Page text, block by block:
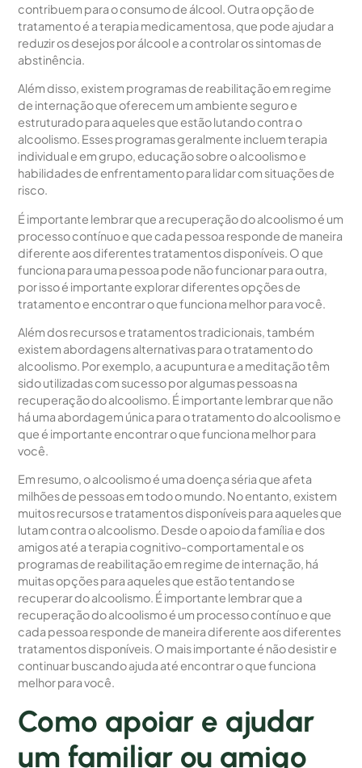
contribuem para o consumo de álcool. Outra opção de
tratamento é a terapia medicamentosa, que pode ajudar a
reduzir os desejos por álcool e a controlar os sintomas de
abstinência.
Além disso, existem programas de reabilitação em regime
de internação que oferecem um ambiente seguro e
estruturado para aqueles que estão lutando contra o
alcoolismo. Esses programas geralmente incluem terapia
individual e em grupo, educação sobre o alcoolismo e
habilidades de enfrentamento para lidar com situações de
risco.
É importante lembrar que a recuperação do alcoolismo é um
processo contínuo e que cada pessoa responde de maneira
diferente aos diferentes tratamentos disponíveis. O que
funciona para uma pessoa pode não funcionar para outra,
por isso é importante explorar diferentes opções de
tratamento e encontrar o que funciona melhor para você.
Além dos recursos e tratamentos tradicionais, também
existem abordagens alternativas para o tratamento do
alcoolismo. Por exemplo, a acupuntura e a meditação têm
sido utilizadas com sucesso por algumas pessoas na
recuperação do alcoolismo. É importante lembrar que não
há uma abordagem única para o tratamento do alcoolismo e
que é importante encontrar o que funciona melhor para
você.
Em resumo, o alcoolismo é uma doença séria que afeta
milhões de pessoas em todo o mundo. No entanto, existem
muitos recursos e tratamentos disponíveis para aqueles que
lutam contra o alcoolismo. Desde o apoio da família e dos
amigos até a terapia cognitivo-comportamental e os
programas de reabilitação em regime de internação, há
muitas opções para aqueles que estão tentando se
recuperar do alcoolismo. É importante lembrar que a
recuperação do alcoolismo é um processo contínuo e que
cada pessoa responde de maneira diferente aos diferentes
tratamentos disponíveis. O mais importante é não desistir e
continuar buscando ajuda até encontrar o que funciona
melhor para você.
Como apoiar e ajudar
um familiar ou amigo